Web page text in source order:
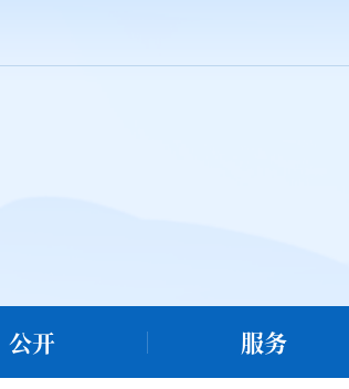
公开 服务